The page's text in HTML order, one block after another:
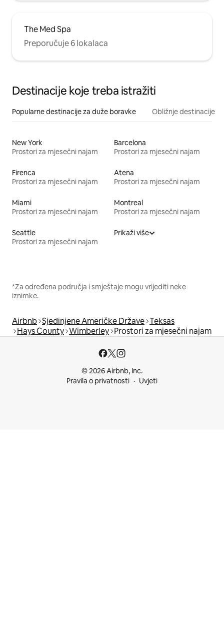
The Med Spa
Preporučuje 6 lokalaca
Destinacije koje treba istražiti
Popularne destinacije za duže boravke Obližnje destinacije
New York
Prostori za mjesečni najam
Barcelona
Prostori za mjesečni najam
Firenca
Prostori za mjesečni najam
Atena
Prostori za mjesečni najam
Miami
Prostori za mjesečni najam
Montreal
Prostori za mjesečni najam
Seattle
Prostori za mjesečni najam
Prikaži više
*Za određena područja i smještaje mogu vrijediti neke
iznimke.
Airbnb Sjedinjene Američke Države Teksas
Hays County Wimberley Prostori za mjesečni najam
© 2026 Airbnb, Inc.
Pravila o privatnosti
Uvjeti